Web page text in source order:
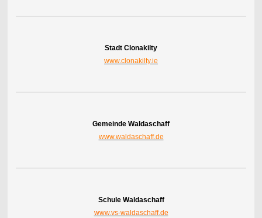
Stadt Clonakilty
www.clonakilty.ie
Gemeinde Waldaschaff
www.waldaschaff.de
Schule Waldaschaff
www.vs-waldaschaff.de